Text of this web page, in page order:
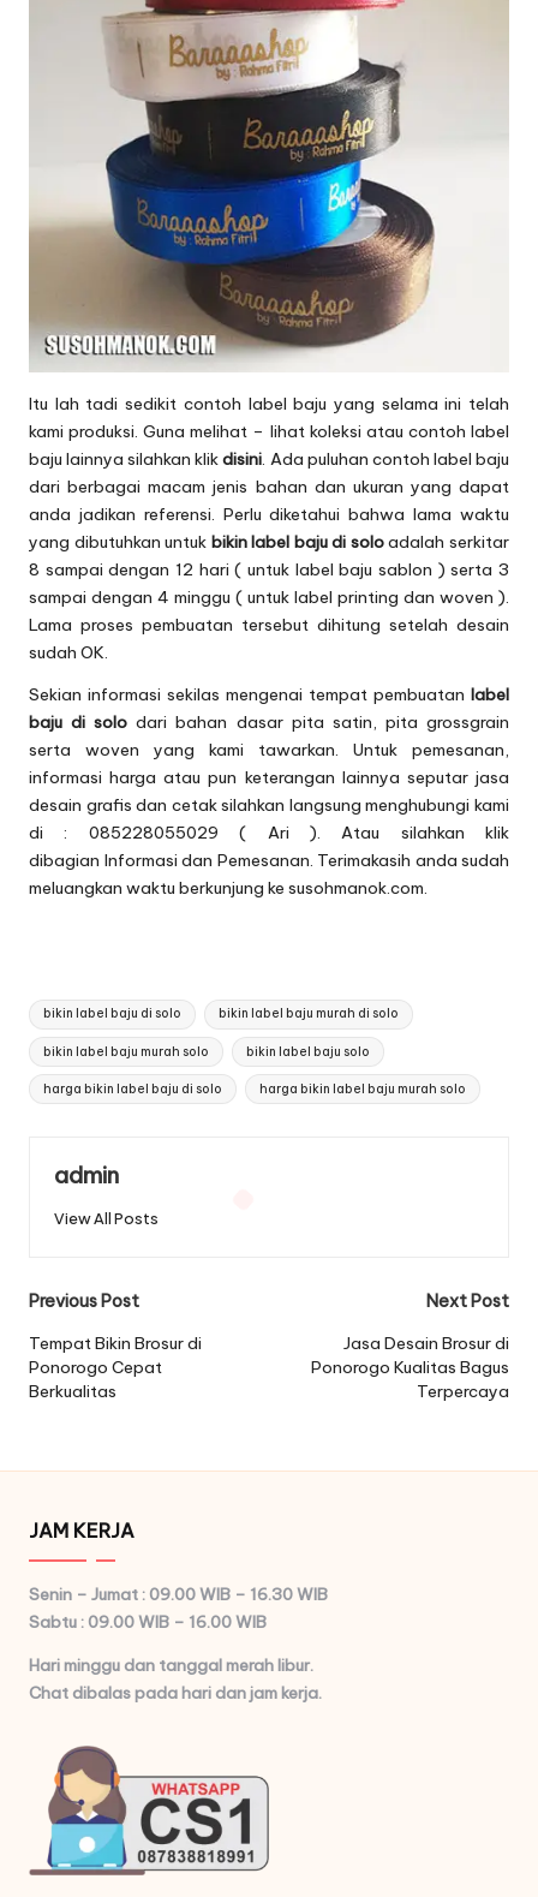
Itu lah tadi sedikit contoh label baju yang selama ini telah
kami produksi. Guna melihat – lihat koleksi atau contoh label
baju lainnya silahkan klikdisini . Ada puluhan contoh label baju
dari berbagai macam jenis bahan dan ukuran yang dapat
anda jadikan referensi. Perlu diketahui bahwa lama waktu
yang dibutuhkan untuk bikin label baju di soloadalah serkitar
8 sampai dengan 12 hari ( untuk label baju sablon ) serta 3
sampai dengan 4 minggu ( untuk label printing dan woven ).
Lama proses pembuatan tersebut dihitung setelah desain
sudah OK.
Sekian informasi sekilas mengenai tempat pembuatan label
baju di solodari bahan dasar pita satin, pita grossgrain
serta woven yang kami tawarkan. Untuk pemesanan,
informasi harga atau pun keterangan lainnya seputar jasa
desain grafis dan cetak silahkan langsung menghubungi kami
di : 085228055029 ( Ari ). Atau silahkan klik
dibagian Informasi dan Pemesanan . Terimakasih anda sudah
meluangkan waktu berkunjung ke susohmanok.com.
Tags:
bikin label baju di solo bikin label baju murah di solo
bikin label baju murah solo bikin label baju solo
harga bikin label baju di solo harga bikin label baju murah solo
admin
View All Posts
Post
navigation
Previous Post
Tempat Bikin Brosur di
Ponorogo Cepat
Berkualitas
Next Post
Jasa Desain Brosur di
Ponorogo Kualitas Bagus
Terpercaya
JAM KERJA
Senin – Jumat : 09.00 WIB – 16.30 WIB
Sabtu : 09.00 WIB – 16.00 WIB
Hari minggu dan tanggal merah libur.
Chat dibalas pada hari dan jam kerja.